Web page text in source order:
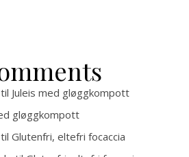
til Juleis med gløggkompott
gløggkompott
til Glutenfri, eltefri focaccia